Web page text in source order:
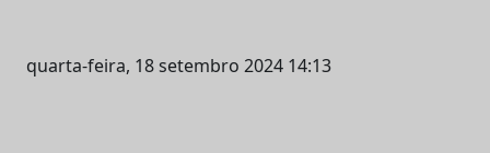
quarta-feira, 18 setembro 2024 14:13